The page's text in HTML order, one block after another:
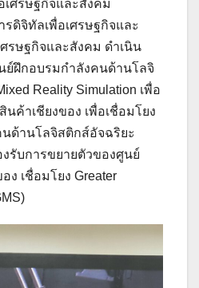
ศรษฐกิจและสังคม
ดิจิทัลเพื่อเศรษฐกิจและ
รษฐกิจและสังคม ดำเนิน
ย์ฝึกอบรมกำลังคนด้านโลจิ
Reality Simulation เพื่อ
นค้าเชียงของ เพื่อเชื่อมโยง
ด้านโลจิสติกส์อัจฉริยะ
รับการขยายตัวของศูนย์
ง เชื่อมโยง Greater